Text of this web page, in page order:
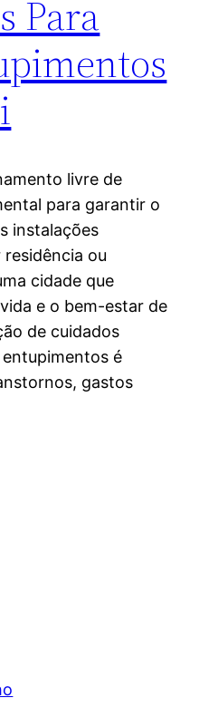
Para
livre de
para garantir o
instalações
residência ou
cidade que
e o bem-estar de
de cuidados
é
gastos